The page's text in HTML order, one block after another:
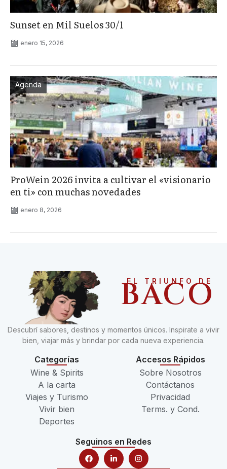
Sunset en Mil Suelos 30/1
enero 15, 2026
Agenda
ProWein 2026 invita a cultivar el «visionario
en ti» con muchas novedades
enero 8, 2026
EL TRIUNFO DE
BACO
Descubrí sabores, destinos y momentos únicos. Inspirate a vivir
bien, viajar más y brindar por cada nueva experiencia.
Categorías
Wine & Spirits
A la carta
Viajes y Turismo
Vivir bien
Deportes
Accesos Rápidos
Sobre Nosotros
Contáctanos
Privacidad
Terms. y Cond.
Seguinos en Redes